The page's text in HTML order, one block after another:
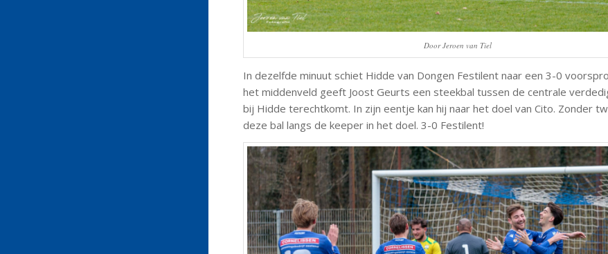
Door Jeroen van Tiel
In dezelfde minuut schiet Hidde van Dongen Festilent naar een 3-0
het middenveld geeft Joost Geurts een steekbal tussen de centrale
bij Hidde terechtkomt. In zijn eentje kan hij naar het doel van Cito. Zonder
deze bal langs de keeper in het doel. 3-0 Festilent!